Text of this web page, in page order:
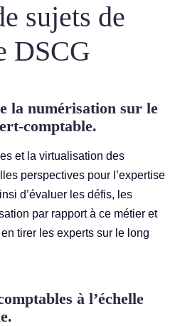
sujets de
DSCG
la numérisation sur le
comptable.
et la virtualisation des
perspectives pour l’expertise
d’évaluer les défis, les
par rapport à ce métier et
tirer les experts sur le long
à l’échelle